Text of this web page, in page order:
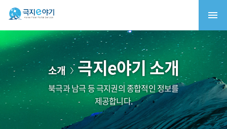
소개 극지e야기 소개
북극과 남극 등 극지권의 종합적인 정보를
제공합니다.